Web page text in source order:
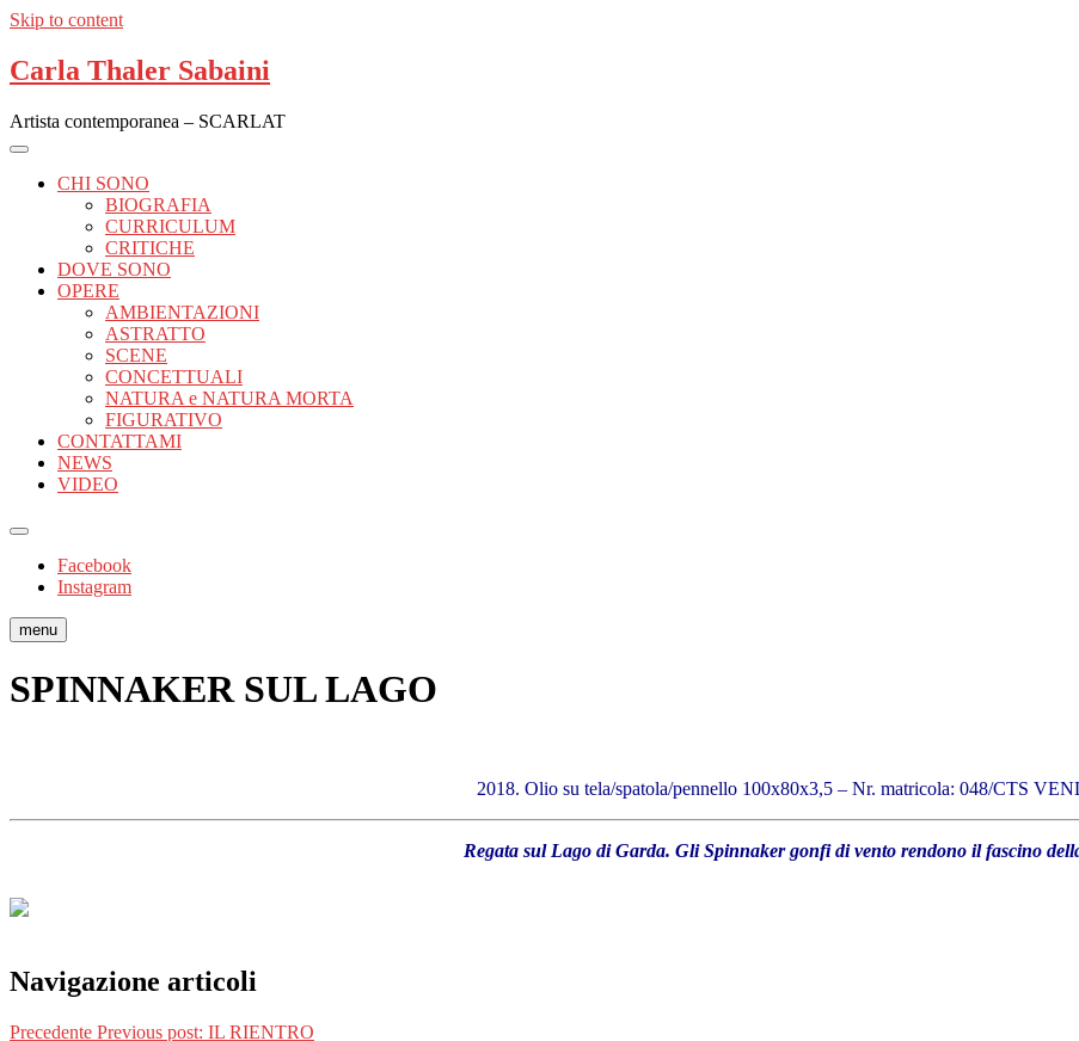
Skip to content
Carla Thaler Sabaini
Artista contemporanea – SCARLAT
CHI SONO
BIOGRAFIA
CURRICULUM
CRITICHE
DOVE SONO
OPERE
AMBIENTAZIONI
ASTRATTO
SCENE
CONCETTUALI
NATURA e NATURA MORTA
FIGURATIVO
CONTATTAMI
NEWS
VIDEO
Facebook
Instagram
menu
SPINNAKER SUL LAGO
2018. Olio su tela/spatola/pennello 100x80x3,5 – Nr. matricola: 048/CTS
Regata sul Lago di Garda. Gli Spinnaker gonfi di vento rendono il fascino
Navigazione articoli
Precedente Previous post: IL RIENTRO